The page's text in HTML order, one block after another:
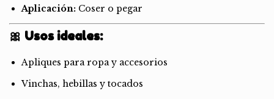
Aplicación: Coser o pegar
🎀 Usos ideales:
Apliques para ropa y accesorios
Vinchas, hebillas y tocados